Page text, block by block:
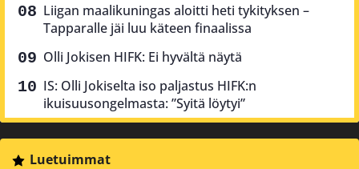
Liigan maalikuningas aloitti heti tykityksen –
Tapparalle jäi luu käteen finaalissa
Olli Jokisen HIFK: Ei hyvältä näytä
IS: Olli Jokiselta iso paljastus HIFK:n
ikuisuusongelmasta: ”Syitä löytyi”
Luetuimmat